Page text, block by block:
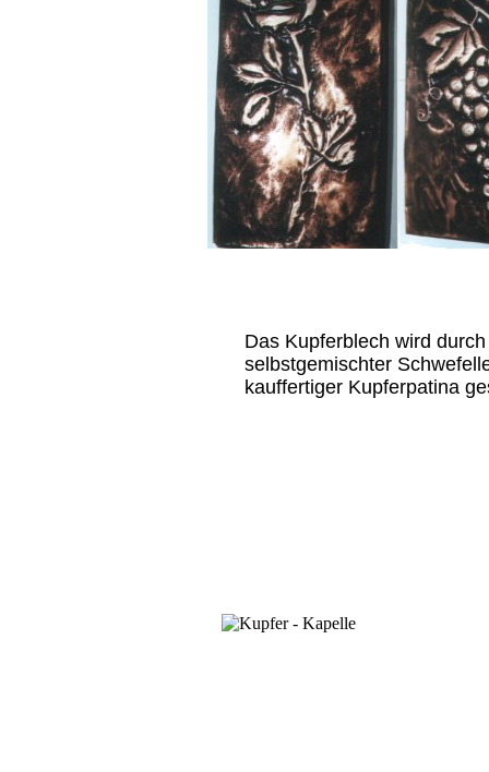
Das Kupferblech wird
selbstgemischter
kauffertiger Kupferpatina